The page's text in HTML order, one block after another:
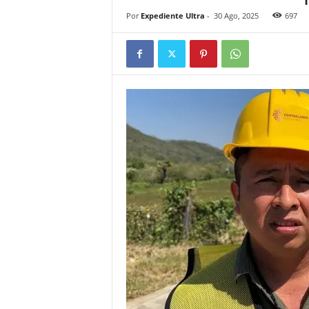
Por Expediente Ultra - 30 Ago, 2025 697